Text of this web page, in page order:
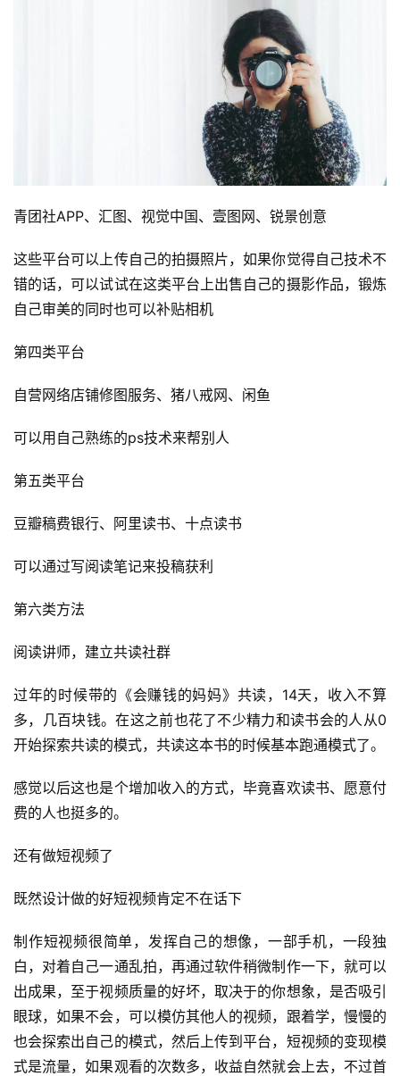
开
案
例
坑
南
运
百
创
业
资
源
会
员
专
区
青团社APP、汇图、视觉中国、壹图网、锐景创意
这些平台可以上传自己的拍摄照片，如果你觉得自己技术不
错的话，可以试试在这类平台上出售自己的摄影作品，锻炼
自己审美的同时也可以补贴相机
第四类平台
自营网络店铺修图服务、猪八戒网、闲鱼
可以用自己熟练的ps技术来帮别人
第五类平台
豆瓣稿费银行、阿里读书、十点读书
可以通过写阅读笔记来投稿获利
第六类方法
阅读讲师，建立共读社群
过年的时候带的《会赚钱的妈妈》共读，14天，收入不算
多，几百块钱。在这之前也花了不少精力和读书会的人从0
开始探索共读的模式，共读这本书的时候基本跑通模式了。
感觉以后这也是个增加收入的方式，毕竟喜欢读书、愿意付
费的人也挺多的。
还有做短视频了
既然设计做的好短视频肯定不在话下
制作短视频很简单，发挥自己的想像，一部手机，一段独
白，对着自己一通乱拍，再通过软件稍微制作一下，就可以
出成果，至于视频质量的好坏，取决于的你想象，是否吸引
眼球，如果不会，可以模仿其他人的视频，跟着学，慢慢的
也会探索出自己的模式，然后上传到平台，短视频的变现模
式是流量，如果观看的次数多，收益自然就会上去，不过首